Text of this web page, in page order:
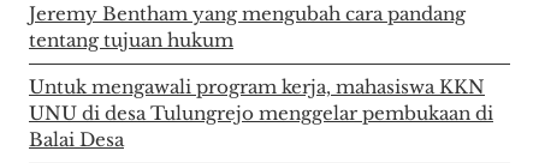
Jeremy Bentham yang mengubah cara pandang
tentang tujuan hukum
Untuk mengawali program kerja, mahasiswa KKN
UNU di desa Tulungrejo menggelar pembukaan di
Balai Desa